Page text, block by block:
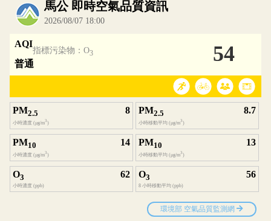
內嵌空氣品質小工具為視覺預覽，完整即時空